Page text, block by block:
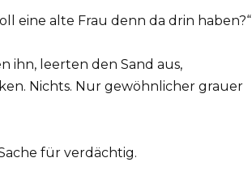
eine alte Frau denn da drin haben?“
ihn, leerten den Sand aus,
Nichts. Nur gewöhnlicher grauer
für verdächtig.